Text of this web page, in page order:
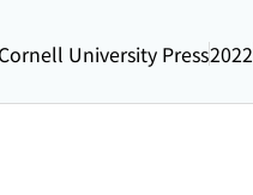
Cornell University Press2022